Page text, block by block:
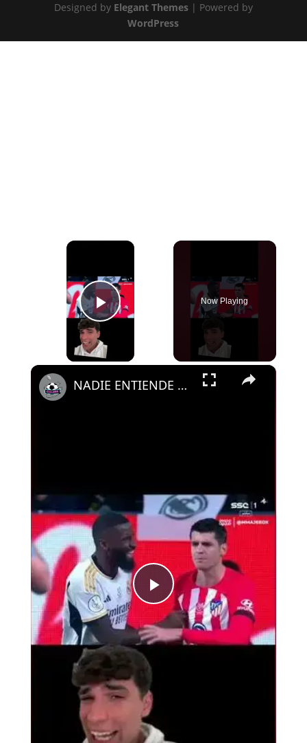
Designed by Elegant Themes| Powered by
WordPress
×
Play Video
Now Playing
×
Play
Video
NADIE ENTIENDE LAS ACTITUDES DE RUDIGER